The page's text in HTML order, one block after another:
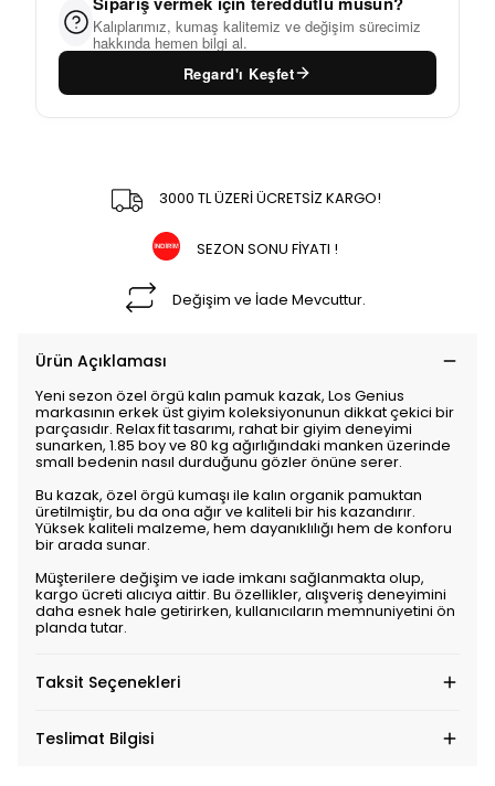
Kalıplarımız, kumaş kalitemiz ve değişim sürecimiz
hakkında hemen bilgi al.
Regard'ı Keşfet
3000 TL ÜZERİ ÜCRETSİZ KARGO!
SEZON SONU FİYATI !
Değişim ve İade Mevcuttur.
Ürün Açıklaması
Yeni sezon özel örgü kalın pamuk kazak, Los Genius
markasının erkek üst giyim koleksiyonunun dikkat çekici bir
parçasıdır. Relax fit tasarımı, rahat bir giyim deneyimi
sunarken, 1.85 boy ve 80 kg ağırlığındaki manken üzerinde
small bedenin nasıl durduğunu gözler önüne serer.
Bu kazak, özel örgü kumaşı ile kalın organik pamuktan
üretilmiştir, bu da ona ağır ve kaliteli bir his kazandırır.
Yüksek kaliteli malzeme, hem dayanıklılığı hem de konforu
bir arada sunar.
Müşterilere değişim ve iade imkanı sağlanmakta olup,
kargo ücreti alıcıya aittir. Bu özellikler, alışveriş deneyimini
daha esnek hale getirirken, kullanıcıların memnuniyetini ön
planda tutar.
Taksit Seçenekleri
Teslimat Bilgisi